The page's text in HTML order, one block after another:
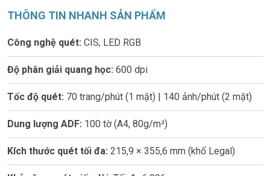
THÔNG TIN NHANH SẢN PHẨM
Công nghệ quét: CIS, LED RGB
Độ phân giải quang học: 600 dpi
Tốc độ quét: 70 trang/phút (1 mặt) | 140 ảnh/phút (2 mặt)
Dung lượng ADF: 100 tờ (A4, 80g/m²)
Kích thước quét tối đa: 215,9 × 355,6 mm (khổ Legal)